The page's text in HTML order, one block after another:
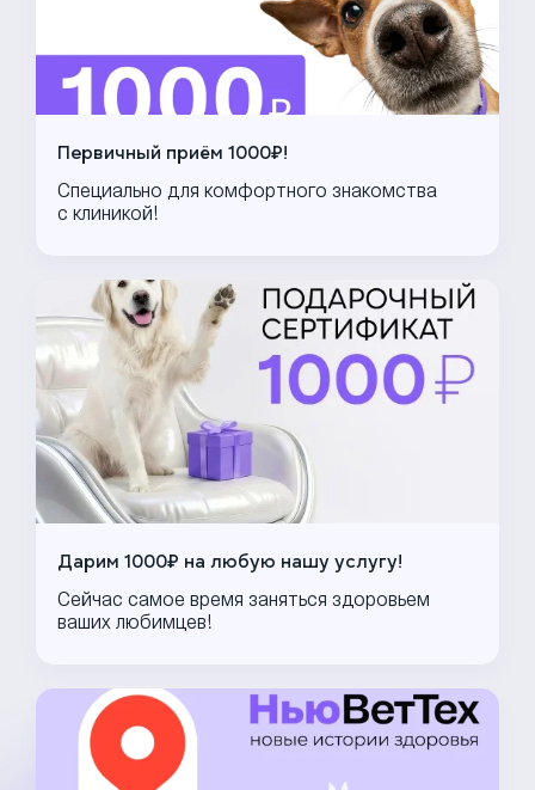
Первичный приём 1000₽!
Специально для комфортного знакомства
с клиникой!
Дарим 1000₽ на любую нашу услугу!
Сейчас самое время заняться здоровьем
ваших любимцев!